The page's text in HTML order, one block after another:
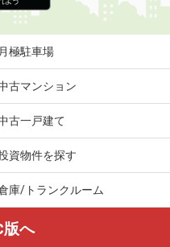
月極駐車場
古マンション
古一戸建て
資物件を探す
庫/トランクルーム
版へ